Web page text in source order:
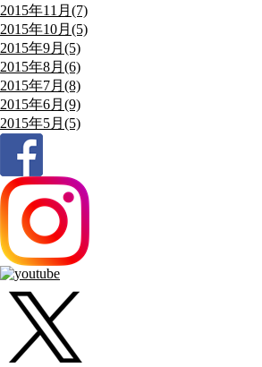
2015年11月(7)
2015年10月(5)
2015年9月(5)
2015年8月(6)
2015年7月(8)
2015年6月(9)
2015年5月(5)